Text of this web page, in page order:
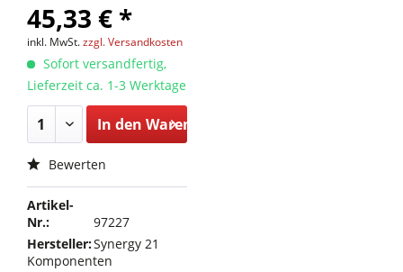
45,33 € *
inkl. MwSt.zzgl. Versandkosten
Sofort versandfertig,
Lieferzeit ca. 1-3 Werktage
In den Warenkorb
Bewerten
Artikel-
Nr.:
97227
Hersteller:Synergy 21
Komponenten